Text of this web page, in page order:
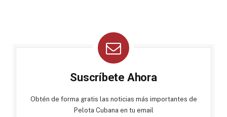
Suscríbete Ahora
Obtén de forma gratis las noticias más importantes de
Pelota Cubana en tu email